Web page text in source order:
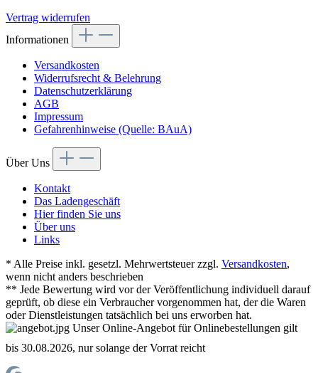
Vertrag widerrufen
Informationen
Versandkosten
Widerrufsrecht & Belehrung
Datenschutzerklärung
AGB
Impressum
Gefahrenhinweise (Quelle: BAuA)
Über Uns
Kontakt
Das Ladengeschäft
Hier finden Sie uns
Über uns
Links
* Alle Preise inkl. gesetzl. Mehrwertsteuer zzgl. Versandkosten,
wenn nicht anders beschrieben
** Jede Bewertung wird vor der Veröffentlichung individuell darauf
geprüft, ob diese ein Verbraucher vorgenommen hat, der die Waren
oder Dienstleistungen tatsächlich bei uns erworben hat.
Unser Online-Angebot für Onlinebestellungen gilt
bis 30.08.2026, nur solange der Vorrat reicht